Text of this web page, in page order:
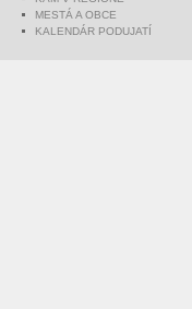
MESTÁ A OBCE
KALENDÁR PODUJATÍ